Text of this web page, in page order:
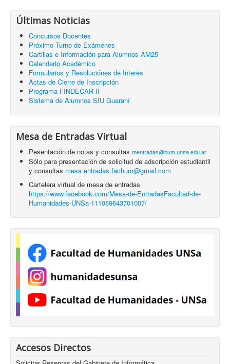
Últimas Noticias
Concursos Docentes
Próximo Turno de Exámenes
Cartillas e Información para Alumnos AM25
Calendario Académico
Formularios y Resoluciónes de Interes
Actas de Cierre de Inscripción
Programa FINDECAR II
Sistema de Alumnos SIU Guaraní
Mesa de Entradas Virtual
Pesentación de notas y consultas mentradas@hum.unsa.edu.ar
Sólo para presentación de solicitud de adscripción estudiantil
y consultas mesa.entradas.fachum@gmail.com
Cartelera virtual de mesa de entradas
https://www.facebook.com/Mesa-de-EntradasFacultad-de-
Humanidades-UNSa-111069643701007/
Accesos Directos